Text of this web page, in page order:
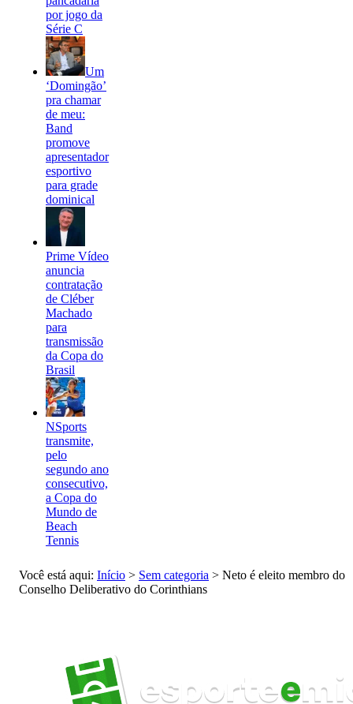
por jogo da
Série C
Um
‘Domingão’
pra chamar
de meu:
Band
promove
apresentador
esportivo
para grade
dominical
Prime Vídeo
anuncia
contratação
de Cléber
Machado
para
transmissão
da Copa do
Brasil
NSports
transmite,
pelo
segundo ano
consecutivo,
a Copa do
Mundo de
Beach
Tennis
Você está aqui: Início > Sem categoria > Neto é eleito membro do
Conselho Deliberativo do Corinthians